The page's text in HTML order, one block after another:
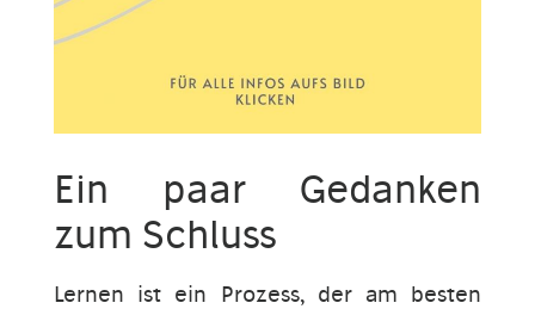
Ein paar Gedanken
zum Schluss
Lernen ist ein Prozess, der am besten